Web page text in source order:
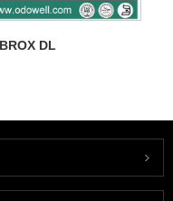
DL